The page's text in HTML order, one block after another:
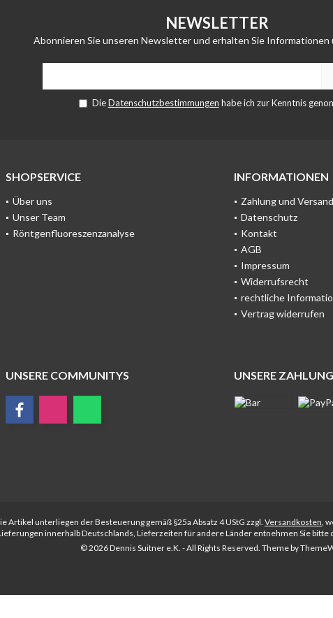
NEWSLETTER
Abonnieren Sie unseren Newsletter und erhalten Sie Informationen
DieDatenschutzbestimmungen habe ich zur Kenntnis
SHOPSERVICE
Über uns
Unser Team
Röntgenfluoreszenzanalyse
INFORMATIONEN
Zahlung und Versand
Datenschutz
Kontakt
AGB
Impressum
Widerrufsrecht
rechtliche
Vertrag widerrufen
UNSERE COMMUNITYS UNSERE
Artikel unterliegen der Besteuerung gemäß §25a Absatz 4 UStG zzgl. Versandkosten,
innerhalb Deutschlands, Lieferzeiten für andere Länder entnehmen Sie
© 2026 Dennis Suitner e.K. - All Rights Reserved. Theme by